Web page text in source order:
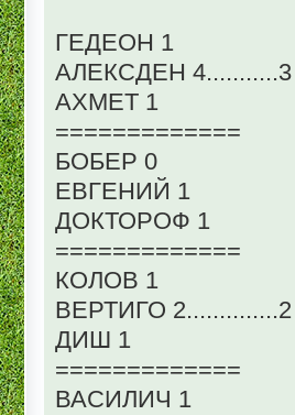
ГЕДЕОН 1
АЛЕКСДЕН 4...........3
АХМЕТ 1
=============
БОБЕР 0
ЕВГЕНИЙ 1
ДОКТОРОФ 1
=============
КОЛОВ 1
ВЕРТИГО 2..............2
ДИШ 1
=============
ВАСИЛИЧ 1